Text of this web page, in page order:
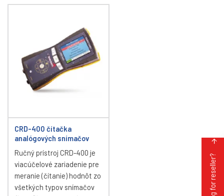
CRD-400 čítačka
analógových snímačov
Ručný prístroj CRD-400 je
viacúčelové zariadenie pre
meranie (čítanie) hodnôt zo
všetkých typov snímačov